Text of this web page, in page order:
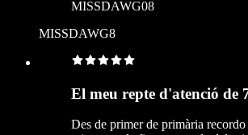
MISSDAWG08
MISSDAWG8
El meu repte d'atenció de
Des de primer de primària